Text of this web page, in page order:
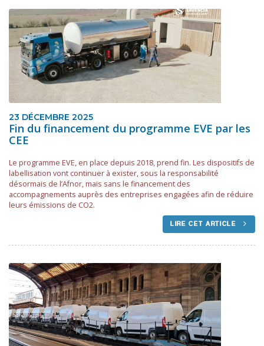
23 DÉCEMBRE 2025
Fin du financement du programme EVE par les
CEE
Le programme EVE, en place depuis 2018, prend fin. Les dispositifs de
labellisation vont continuer à exister, sous la responsabilité
désormais de l’Afnor, mais sans le financement des
accompagnements auprès des entreprises engagées afin de réduire
leurs émissions de CO2.
LIRE CET ARTICLE